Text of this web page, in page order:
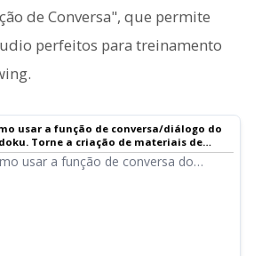
de Conversa", que permite
perfeitos para treinamento
usar a função de conversa/diálogo do
Torne a criação de materiais de
e textos longos mais conveniente com
de voz! | Software de leitura de texto
usar a função de conversa do